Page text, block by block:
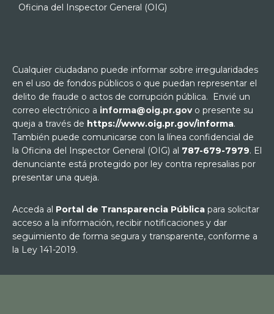
Oficina del Inspector General (OIG)
Cualquier ciudadano puede informar sobre irregularidades
en el uso de fondos públicos o que puedan representar el
delito de fraude o actos de corrupción pública. Envié un
correo electrónico a informa@oig.pr.govo presente su
queja a través de https://www.oig.pr.gov/informa.
También puede comunicarse con la línea confidencial de
la Oficina del Inspector General (OIG) al 787-679-7979. El
denunciante está protegido por ley contra represalias por
presentar una queja.
Acceda al Portal de Transparencia Pública para solicitar
acceso a la información, recibir notificaciones y dar
seguimiento de forma segura y transparente, conforme a
la Ley 141-2019.